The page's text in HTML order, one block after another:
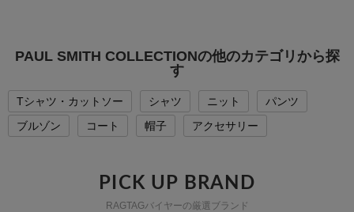
PAUL SMITH COLLECTIONの他のカテゴリから探
す
Tシャツ・カットソー シャツ ニット
パンツ
ブルゾン
コート 帽子 アクセサリー
PICK UP BRAND
RAGTAGバイヤーの厳選ブランド